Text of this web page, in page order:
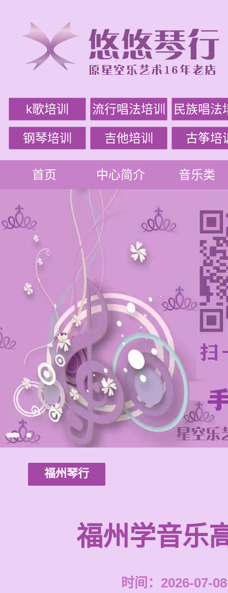
k歌培训 流行唱法培训 民族唱法
钢琴培训 吉他培训 古筝培
首页 中心简介 音乐类
福州琴行
福州学音乐
时间：2026-07-